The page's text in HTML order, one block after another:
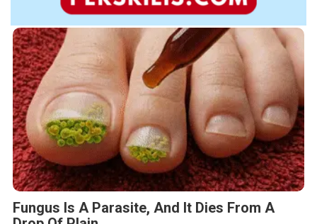
Fungus Is A Parasite, And It Dies From A